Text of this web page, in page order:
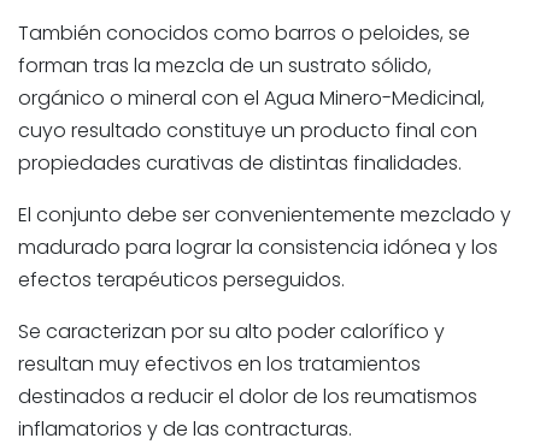
También conocidos como barros o peloides, se
forman tras la mezcla de un sustrato sólido,
orgánico o mineral con el Agua Minero-Medicinal,
cuyo resultado constituye un producto final con
propiedades curativas de distintas finalidades.
El conjunto debe ser convenientemente mezclado y
madurado para lograr la consistencia idónea y los
efectos terapéuticos perseguidos.
Se caracterizan por su alto poder calorífico y
resultan muy efectivos en los tratamientos
destinados a reducir el dolor de los reumatismos
inflamatorios y de las contracturas.